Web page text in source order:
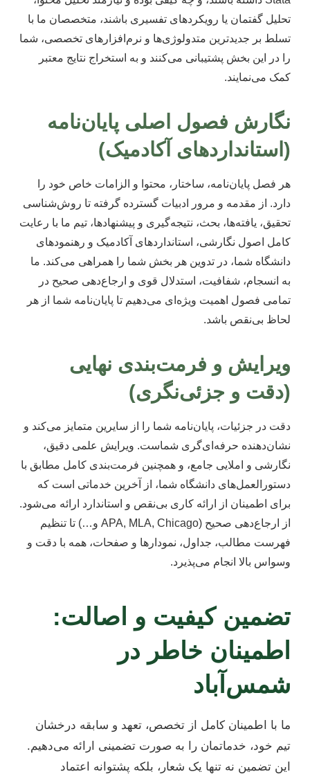
تحلیل گفتمان یا رویکردهای تفسیری باشند، متخصصان ما با
تسلط بر جدیدترین متدولوژی‌ها و نرم‌افزارهای تخصصی، شما
را در این بخش پشتیبانی می‌کنند و به استخراج نتایج معتبر
کمک می‌نمایند.
نگارش فصول اصلی پایان‌نامه
(استانداردهای آکادمیک)
هر فصل پایان‌نامه، ساختار، محتوا و الزامات خاص خود را
دارد. از مقدمه و مرور ادبیات گسترده گرفته تا روش‌شناسی
تحقیق، یافته‌ها، بحث، نتیجه‌گیری و پیشنهادها، تیم ما با رعایت
کامل اصول نگارشی، استانداردهای آکادمیک و رهنمودهای
دانشگاه شما، در تدوین هر بخش شما را همراهی می‌کند. ما
به انسجام، شفافیت، استدلال قوی و ارجاع‌دهی صحیح در
تمامی فصول اهمیت ویژه‌ای می‌دهیم تا پایان‌نامه شما از هر
لحاظ بی‌نقص باشد.
ویرایش و فرمت‌بندی نهایی
(دقت و جزئی‌نگری)
دقت در جزئیات، پایان‌نامه شما را از سایرین متمایز می‌کند و
نشان‌دهنده حرفه‌ای‌گری شماست. ویرایش علمی دقیق،
نگارشی و املایی جامع، و همچنین فرمت‌بندی کامل مطابق با
دستورالعمل‌های دانشگاه شما، از آخرین خدماتی است که
برای اطمینان از ارائه کاری بی‌نقص و استاندارد ارائه می‌شود.
از ارجاع‌دهی صحیح (APA, MLA, Chicago و…) تا تنظیم
فهرست مطالب، جداول، نمودارها و صفحات، همه با دقت و
وسواس بالا انجام می‌پذیرد.
تضمین کیفیت و اصالت:
اطمینان خاطر در
شمس‌آباد
ما با اطمینان کامل از تخصص، تعهد و سابقه درخشان
تیم خود، خدماتمان را به صورت تضمینی ارائه می‌دهیم.
این تضمین نه تنها یک شعار، بلکه پشتوانه اعتماد